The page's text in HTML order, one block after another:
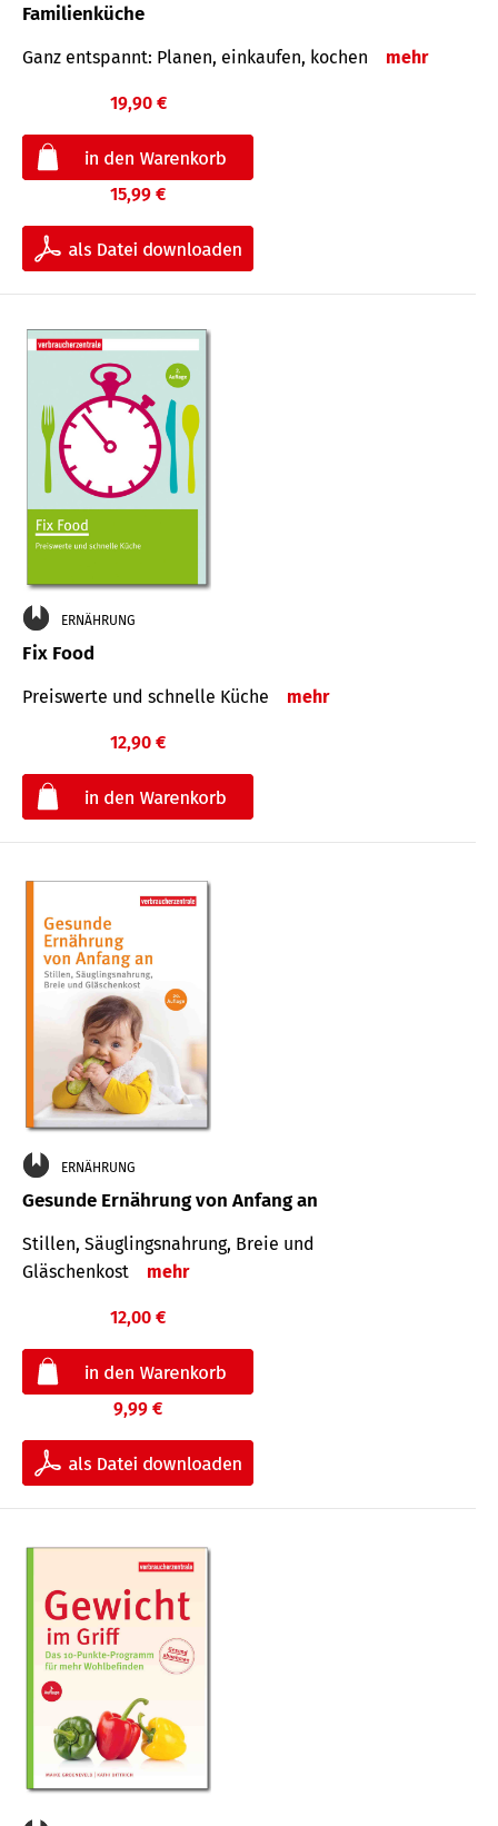
Familienküche
Ganz entspannt: Planen, einkaufen, kochen mehr
19,90 €
15,99 €
ERNÄHRUNG
Fix Food
Preiswerte und schnelle Küche mehr
12,90 €
ERNÄHRUNG
Gesunde Ernährung von Anfang an
Stillen, Säuglingsnahrung, Breie und
Gläschenkost
mehr
12,00 €
9,99 €